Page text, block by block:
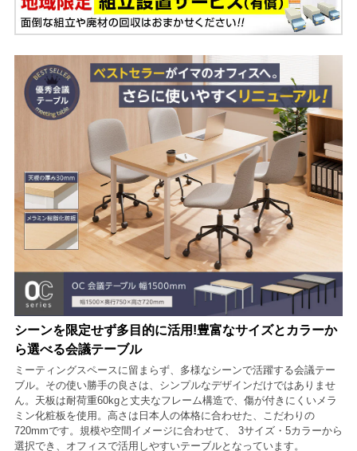
シーンを限定せず多目的に活用!豊富なサイズとカラーか
ら選べる会議テーブル
ミーティングスペースに留まらず、多様なシーンで活躍する会議テー
ブル。その使い勝手の良さは、シンプルなデザインだけではありませ
ん。天板は耐荷重60kgと丈夫なフレーム構造で、傷が付きにくいメラ
ミン化粧板を使用。高さは日本人の体格に合わせた、こだわりの
720mmです。規模や空間イメージに合わせて、 3サイズ・5カラーから
選択でき、オフィスで活用しやすいテーブルとなっています。